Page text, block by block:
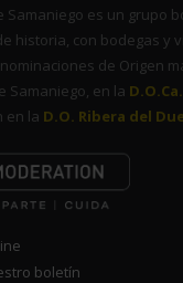
Samaniego es un grupo
historia, con bodegas y
de Origen
Samaniego, en la
en la D.O. Ribera del
boletín